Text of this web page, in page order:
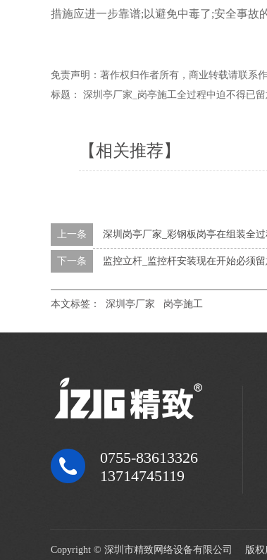
措施应进一步靠谱;以避免中毒了;安全事故
免责声明：著作权归作者所有，商业转载请联系
标题： 深圳亭厂家_岗亭施工全过程中迫不得已
【相关推荐】
上一条 深圳岗亭厂家_彩钢板岗亭在组装全
下一条 监控立杆_监控杆安装现在开始必须
本文标签： 深圳亭厂家 岗亭施工
0755-83613326
13714745119
Copyright © 深圳市精致网络设备有限公司 版